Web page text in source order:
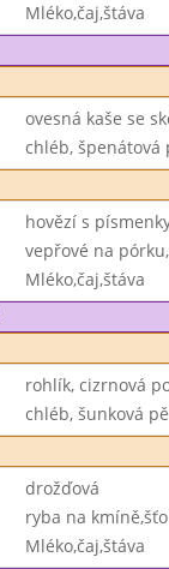
Mléko,čaj,štáva
ovesná kaše se
chléb, špenátová
hovězí s
vepřové na
Mléko,čaj,štáva
rohlík, cizrnová
chléb, šunková
drožďová
ryba na
Mléko,čaj,štáva